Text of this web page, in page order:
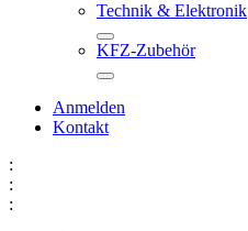
Technik & Elektronik
KFZ-Zubehör
Anmelden
Kontakt
:
:
: